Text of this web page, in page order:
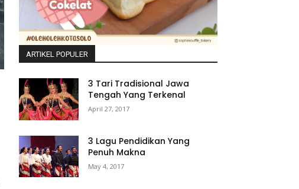
ARTIKEL POPULER
3 Tari Tradisional Jawa
Tengah Yang Terkenal
April 27, 2017
3 Lagu Pendidikan Yang
Penuh Makna
May 4, 2017